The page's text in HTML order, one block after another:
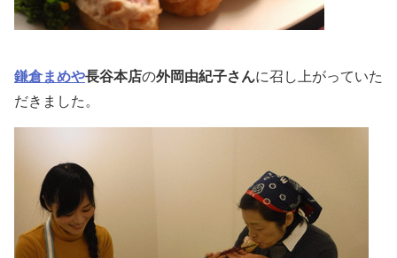
鎌倉まめや長谷本店の外岡由紀子さんに召し上がっていた
だきました。